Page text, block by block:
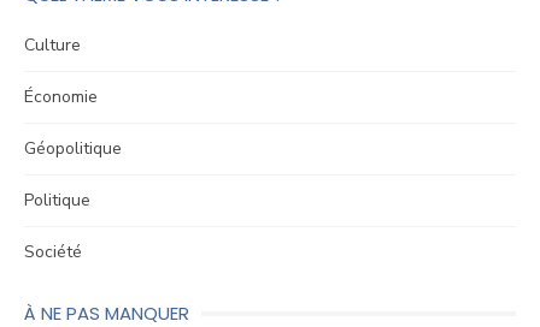
Culture
Économie
Géopolitique
Politique
Société
À NE PAS MANQUER